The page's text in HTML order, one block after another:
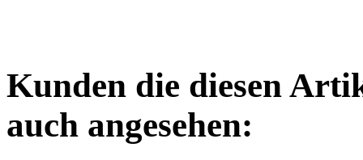
Kunden die diesen
auch angesehen: